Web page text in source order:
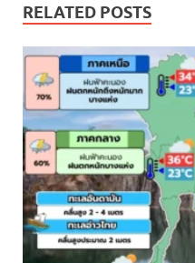
RELATED POSTS